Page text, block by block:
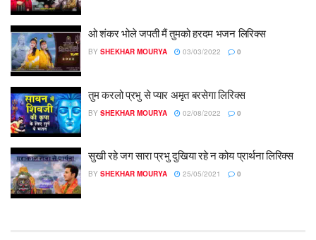
ओ शंकर भोले जपती मैं तुमको हरदम भजन लिरिक्स
BY SHEKHAR MOURYA 03/03/2022 0
तुम करलो प्रभु से प्यार अमृत बरसेगा लिरिक्स
BY SHEKHAR MOURYA 02/08/2022 0
सुखी रहे जग सारा प्रभु दुखिया रहे न कोय प्रार्थना लिरिक्स
BY SHEKHAR MOURYA 25/05/2021 0